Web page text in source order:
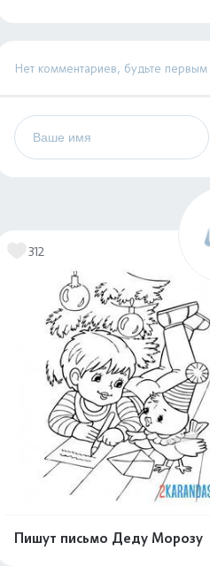
Нет комментариев, будьте первым
312
Пишут письмо Деду Морозу